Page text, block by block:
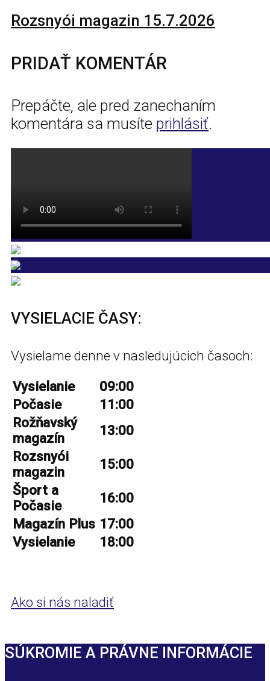
Rozsnyói magazin 15.7.2026
PRIDAŤ KOMENTÁR
Prepáčte, ale pred zanechaním
komentára sa musíte prihlásiť.
VYSIELACIE ČASY:
Vysielame denne v nasledujúcich časoch:
Vysielanie
09:00
Počasie
11:00
Rožňavský
magazín
13:00
Rozsnyói
magazin
15:00
Šport a
Počasie
16:00
Magazín Plus 17:00
Vysielanie
18:00
Ako si nás naladiť
SÚKROMIE A PRÁVNE INFORMÁCIE